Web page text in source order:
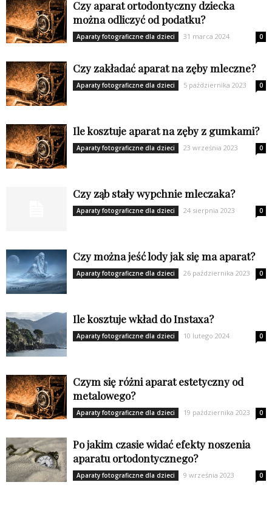
Czy aparat ortodontyczny dziecka
można odliczyć od podatku?
Aparaty fotograficzne dla dzieci 31 marca 2024 0
Czy zakładać aparat na zęby mleczne?
Aparaty fotograficzne dla dzieci 5 października 2023 0
Ile kosztuje aparat na zęby z gumkami?
Aparaty fotograficzne dla dzieci 23 września 2023 0
Czy ząb stały wypchnie mleczaka?
Aparaty fotograficzne dla dzieci 24 sierpnia 2023 0
Czy można jeść lody jak się ma aparat?
Aparaty fotograficzne dla dzieci 26 października 2023 0
Ile kosztuje wkład do Instaxa?
Aparaty fotograficzne dla dzieci 10 lutego 2024 0
Czym się różni aparat estetyczny od
metalowego?
Aparaty fotograficzne dla dzieci 19 października 2023 0
Po jakim czasie widać efekty noszenia
aparatu ortodontycznego?
Aparaty fotograficzne dla dzieci 9 września 2023 0